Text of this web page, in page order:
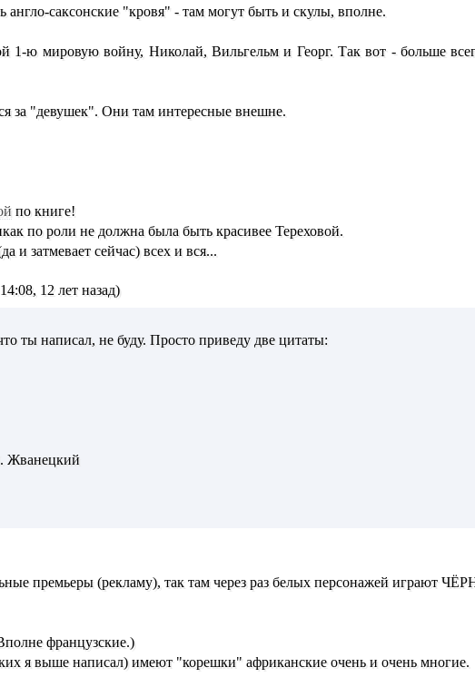
саксонские "кровя" - там могут быть и скулы, вполне.
1-ю мировую войну, Николай, Вильгельм и Георг. Так вот - больше
за "девушек". Они там интересные внешне.
по книге!
по роли не должна была быть красивее Тереховой.
и затмевает сейчас) всех и вся...
12 лет назад)
ты написал, не буду. Просто приведу две цитаты:
Жванецкий
премьеры (рекламу), так там через раз белых персонажей играют
французские.)
я выше написал) имеют "корешки" африканские очень и очень многие.